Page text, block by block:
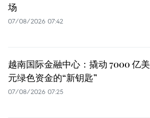
场
07/08/2026 07:42
越南国际金融中心：撬动 7000 亿美
元绿色资金的“新钥匙”
07/08/2026 07:25